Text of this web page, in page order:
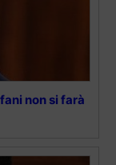
non si farà